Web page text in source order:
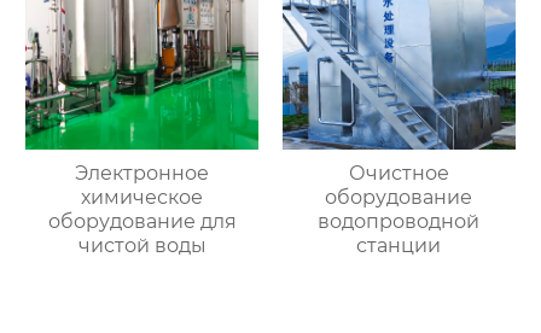
Электронное
химическое
оборудование для
чистой воды
Очистное
оборудование
водопроводной
станции